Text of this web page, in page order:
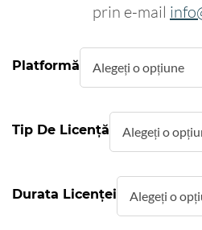
prin e-mail
Platformă
Tip De Licență
Durata Licenței